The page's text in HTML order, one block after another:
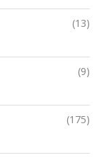
(13)
(9)
(175)